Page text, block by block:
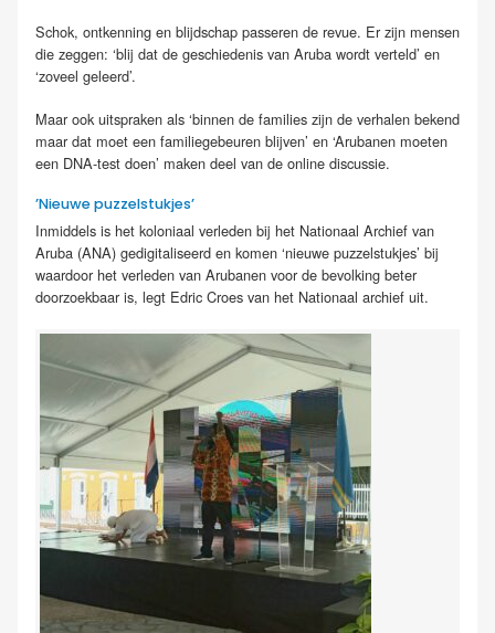
Schok, ontkenning en blijdschap passeren de revue. Er zijn mensen
die zeggen: ‘blij dat de geschiedenis van Aruba wordt verteld’ en
‘zoveel geleerd’.
Maar ook uitspraken als ‘binnen de families zijn de verhalen bekend
maar dat moet een familiegebeuren blijven’ en ‘Arubanen moeten
een DNA-test doen’ maken deel van de online discussie.
’Nieuwe puzzelstukjes’
Inmiddels is het koloniaal verleden bij het Nationaal Archief van
Aruba (ANA) gedigitaliseerd en komen ‘nieuwe puzzelstukjes’ bij
waardoor het verleden van Arubanen voor de bevolking beter
doorzoekbaar is, legt Edric Croes van het Nationaal archief uit.